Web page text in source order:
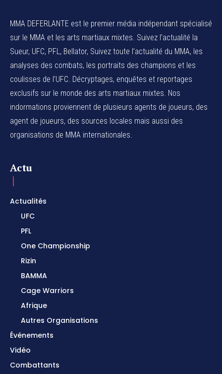
MMA DEFERLANTE est le premier média indépendant spécialisé
sur le MMA et les arts martiaux mixtes. Suivez l’actualité la
Sueur, UFC, PFL, Bellator, Suivez toute l’actualité du MMA, les
analyses des combats, les portraits des champions et les
coulisses de l’UFC. Décryptages, enquêtes et reportages
exclusifs sur le monde des arts martiaux mixtes. Nos
indormations proviennent de plusieurs agents de joueurs, des
agent de joueurs, des sources locales mais aussi des
organisations de MMA internationales.
Actu
Actualités
UFC
PFL
One Championship
Rizin
BAMMA
Cage Warriors
Afrique
Autres Organisations
Événements
Vidéo
Combattants